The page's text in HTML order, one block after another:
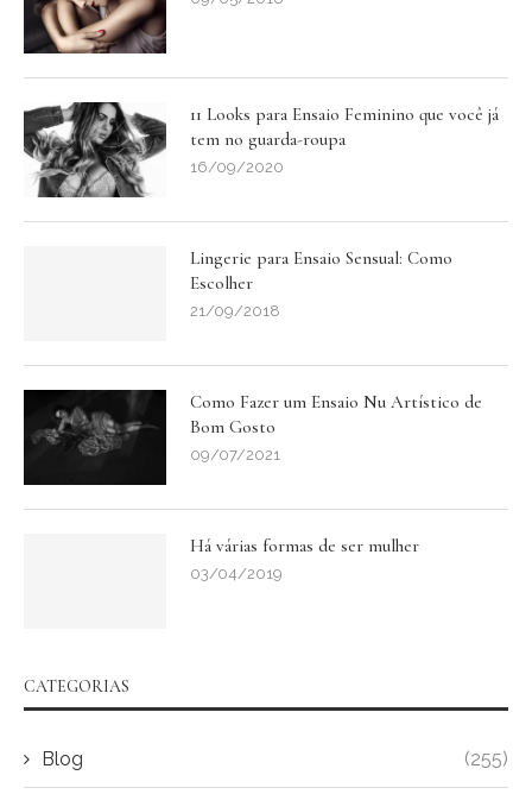
11 Looks para Ensaio Feminino que você já
tem no guarda-roupa
16/09/2020
Lingerie para Ensaio Sensual: Como
Escolher
21/09/2018
Como Fazer um Ensaio Nu Artístico de
Bom Gosto
09/07/2021
Há várias formas de ser mulher
03/04/2019
CATEGORIAS
Blog (255)